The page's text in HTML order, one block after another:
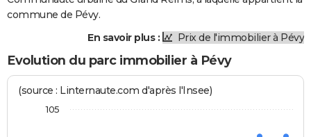
commune de Pévy.
En savoir plus :
Prix de l'immobilier à Pévy
Evolution du parc immobilier à Pévy
(source : Linternaute.com d'après l'Insee)
105